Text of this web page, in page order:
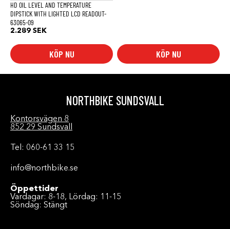
HD OIL LEVEL AND TEMPERATURE
DIPSTICK WITH LIGHTED LCD READOUT-
63065-09
2.289 SEK
KÖP NU KÖP NU
NORTHBIKE SUNDSVALL
Kontorsvägen 8
852 29 Sundsvall
Tel: 060-61 33 15
info@northbike.se
Öppettider
Vardagar: 8-18, Lördag: 11-15
Söndag: Stängt